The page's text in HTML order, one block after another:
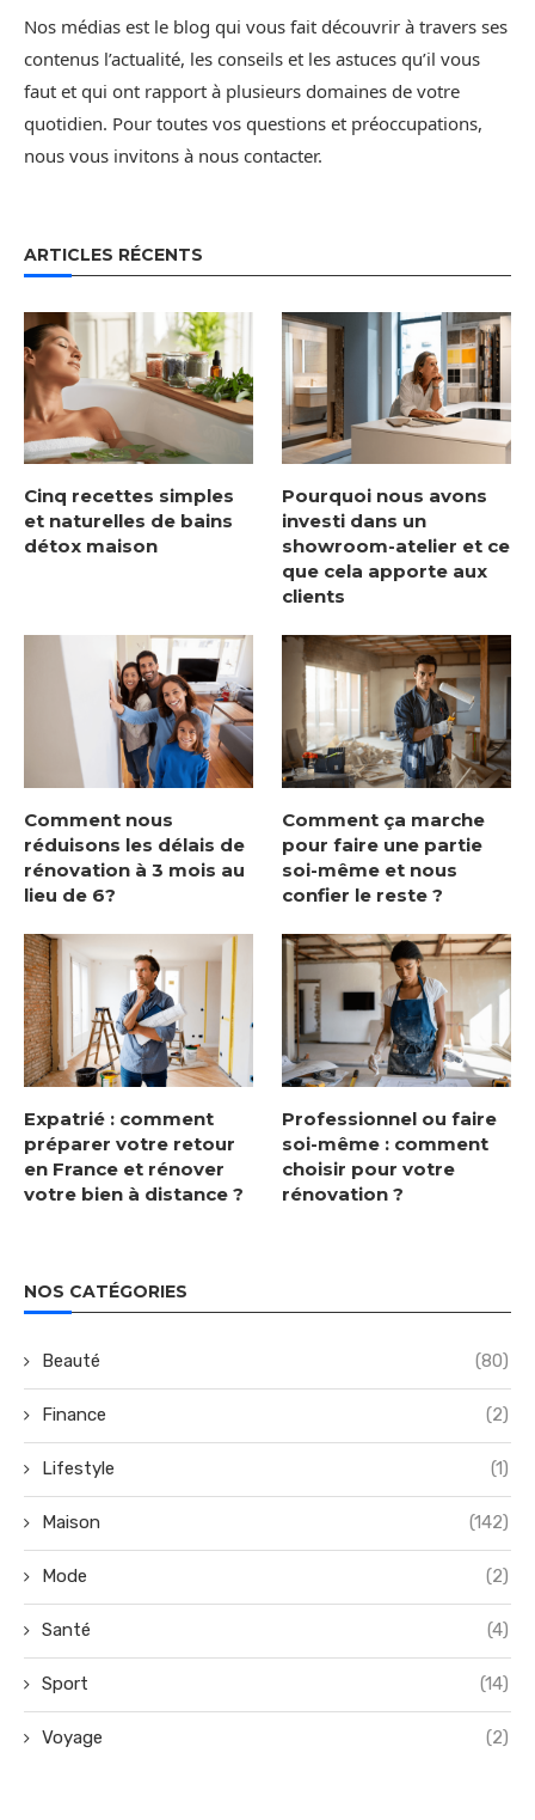
Nos médias est le blog qui vous fait découvrir à travers ses
contenus l’actualité, les conseils et les astuces qu’il vous
faut et qui ont rapport à plusieurs domaines de votre
quotidien. Pour toutes vos questions et préoccupations,
nous vous invitons à nous contacter.
ARTICLES RÉCENTS
Cinq recettes simples
et naturelles de bains
détox maison
Pourquoi nous avons
investi dans un
showroom-atelier et ce
que cela apporte aux
clients
Comment nous
réduisons les délais de
rénovation à 3 mois au
lieu de 6?
Comment ça marche
pour faire une partie
soi-même et nous
confier le reste ?
Expatrié : comment
préparer votre retour
en France et rénover
votre bien à distance ?
Professionnel ou faire
soi-même : comment
choisir pour votre
rénovation ?
NOS CATÉGORIES
Beauté (80)
Finance (2)
Lifestyle (1)
Maison (142)
Mode (2)
Santé (4)
Sport (14)
Voyage (2)